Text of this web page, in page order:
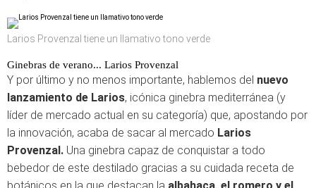
Larios Provenzal tiene un llamativo tono verde
Ginebras de verano... Larios Provenzal
Y por último y no menos importante, hablemos del nuevo
lanzamiento de Larios, icónica ginebra mediterránea (y
líder de mercado actual en su categoría) que, apostando por
la innovación, acaba de sacar al mercado Larios
Provenzal. Una ginebra capaz de conquistar a todo
bebedor de este destilado gracias a su cuidada receta de